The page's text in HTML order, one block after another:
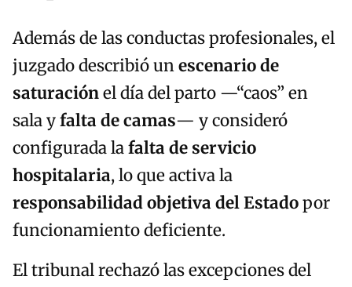
Además de las conductas profesionales, el
juzgado describió unescenario de
saturaciónel día del parto —“caos” en
sala yfalta de camas— y consideró
configurada lafalta de servicio
hospitalaria, lo que activa la
responsabilidad objetiva del Estadopor
funcionamiento deficiente.
El tribunal rechazó las excepciones del